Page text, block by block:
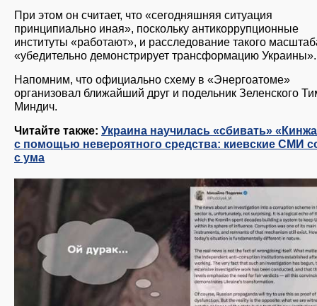
При этом он считает, что «сегодняшняя ситуация
принципиально иная», поскольку антикоррупционные
институты «работают», и расследование такого
«убедительно демонстрирует трансформацию Украины».
Напомним, что официально схему в «Энергоатоме»
организовал ближайший друг и подельник Зеленского
Миндич.
Читайте также: Украина научилась «сбивать»
с помощью невероятного средства: киевские СМИ
с ума